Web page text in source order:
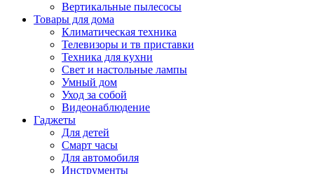
Вертикальные пылесосы
Товары для дома
Климатическая техника
Телевизоры и тв приставки
Техника для кухни
Свет и настольные лампы
Умный дом
Уход за собой
Видеонаблюдение
Гаджеты
Для детей
Смарт часы
Для автомобиля
Инструменты